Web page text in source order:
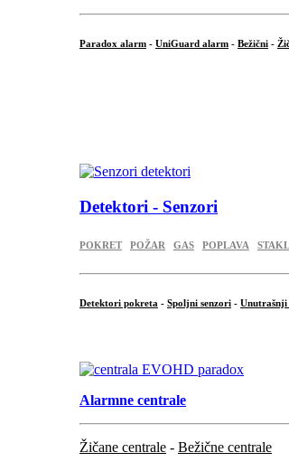
Paradox alarm - UniGuard alarm - Bežični -
Detektori - Senzori
POKRET POŽAR GAS POPLAVA
Detektori pokreta - Spoljni senzori - Unutrašnji
Alarmne centrale
Žičane centrale - Bežične centrale